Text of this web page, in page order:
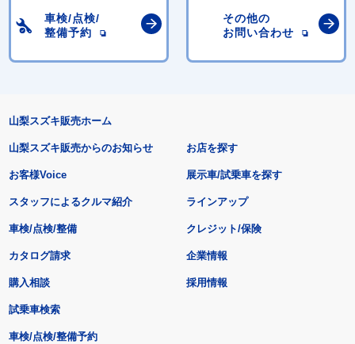
車検/点検/
整備予約
その他の
お問い合わせ
山梨スズキ販売ホーム
山梨スズキ販売からのお知らせ
お客様Voice
スタッフによるクルマ紹介
お店を探す
展示車/試乗車を探す
ラインアップ
車検/点検/整備 クレジット/保険
カタログ請求
購入相談
試乗車検索
車検/点検/整備予約
企業情報
採用情報